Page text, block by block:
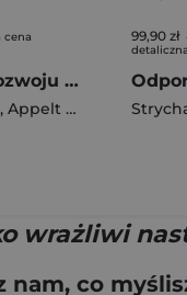
cena
Psychologia rozwoju człowieka
, Appelt Karolina ,Beata
99,90 zł
detaliczna
wrażliwi
nam, co